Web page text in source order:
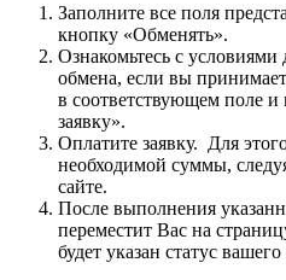
Заполните все поля
кнопку «Обменять».
Ознакомьтесь с условиями
обмена, если вы
в соответствующем поле
заявку».
Оплатите заявку. Для
необходимой суммы,
сайте.
После выполнения
переместит Вас на
будет указан статус